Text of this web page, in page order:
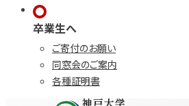
卒業生へ
ご寄付のお願い
同窓会のご案内
各種証明書